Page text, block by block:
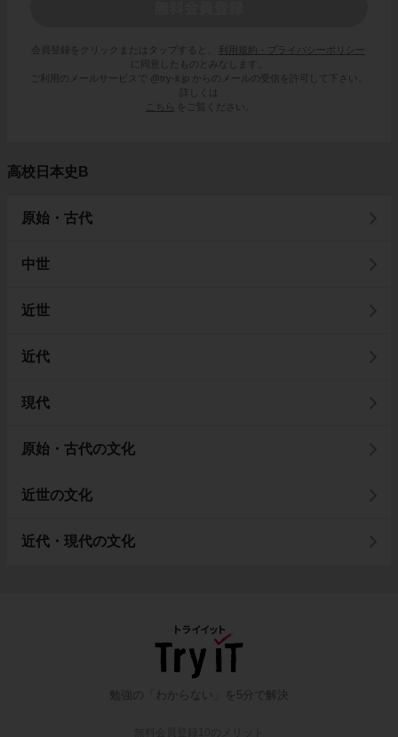
会員登録をクリックまたはタップすると、
利用規約・プライバシーポリシー
に同意したものとみなします。
ご利用のメールサービスで @try-it.jp からのメールの受信を許可して下さい。
詳しくは
こちら
をご覧ください。
高校日本史B
原始・古代
中世
近世
近代
現代
原始・古代の文化
近世の文化
近代・現代の文化
勉強の「わからない」を5分で解決